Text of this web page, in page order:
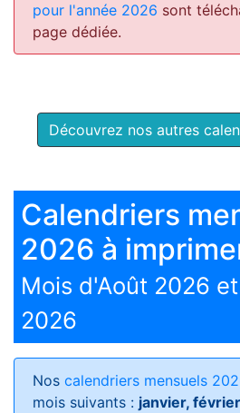
pour l'année 2026 sont
page dédiée.
Découvrez nos autres
Calendriers
2026 à
Mois d'Août 2026
2026
Nos calendriers mensuels
mois suivants : janvier,